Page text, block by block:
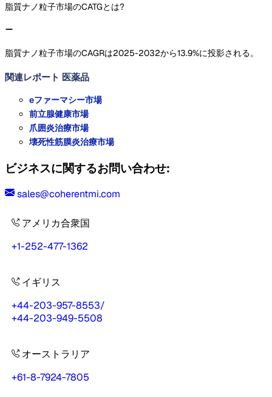
脂質ナノ粒子市場のCATGとは?
脂質ナノ粒子市場のCAGRは2025-2032から13.9%に投影される。
関連レポート 医薬品
eファーマシー市場
前立腺健康市場
爪囲炎治療市場
壊死性筋膜炎治療市場
ビジネスに関するお問い合わせ:
sales@coherentmi.com
アメリカ合衆国
+1-252-477-1362
イギリス
+44-203-957-8553/
+44-203-949-5508
オーストラリア
+61-8-7924-7805